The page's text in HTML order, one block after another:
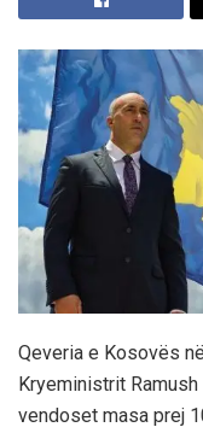
Qeveria e Kosovës
Kryeministrit
vendoset masa prej